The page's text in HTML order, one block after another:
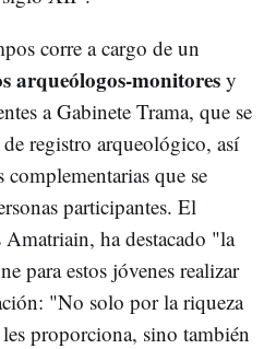
corre a cargo de un
arqueólogos-monitores y
a Gabinete Trama, que se
registro arqueológico, así
que se
participantes. El
ha destacado "la
para estos jóvenes realizar
"No solo por la riqueza
proporciona, sino también